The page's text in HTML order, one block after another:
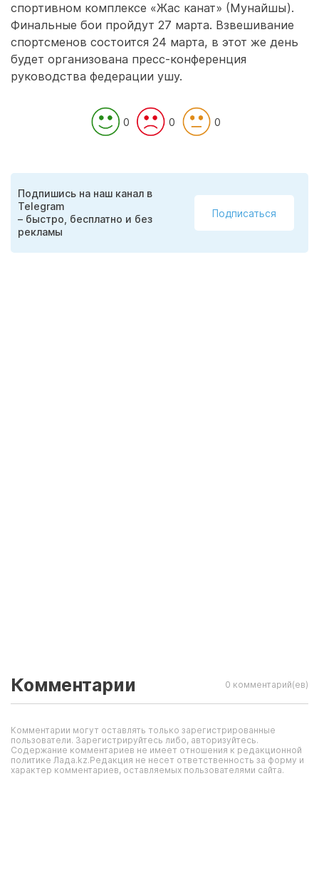
спортивном комплексе «Жас канат» (Мунайшы).
Финальные бои пройдут 27 марта. Взвешивание
спортсменов состоится 24 марта, в этот же день
будет организована пресс-конференция
руководства федерации ушу.
0 0 0
Подпишись на наш канал в
Telegram
– быстро, бесплатно и без
рекламы
Подписаться
Комментарии 0 комментарий(ев)
Комментарии могут оставлять только зарегистрированные
пользователи. Зарегистрируйтесь либо, авторизуйтесь.
Содержание комментариев не имеет отношения к редакционной
политике Лада.kz.Редакция не несет ответственность за форму и
характер комментариев, оставляемых пользователями сайта.